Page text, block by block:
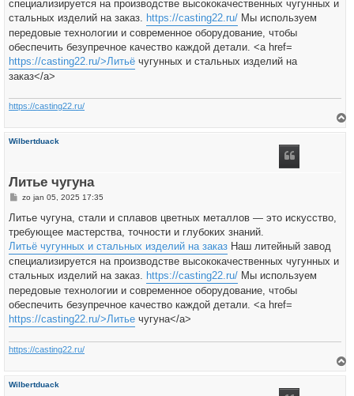
специализируется на производстве высококачественных чугунных и
стальных изделий на заказ. https://casting22.ru/ Мы используем
передовые технологии и современное оборудование, чтобы
обеспечить безупречное качество каждой детали. <a href=
https://casting22.ru/>Литьё чугунных и стальных изделий на
заказ</a>
https://casting22.ru/
Wilbertduack
Литье чугуна
B
r
c
h
t
zo jan 05, 2025 17:35
Литье чугуна, стали и сплавов цветных металлов — это искусство,
требующее мастерства, точности и глубоких знаний.
Литьё чугунных и стальных изделий на заказ Наш литейный завод
специализируется на производстве высококачественных чугунных и
стальных изделий на заказ. https://casting22.ru/ Мы используем
передовые технологии и современное оборудование, чтобы
обеспечить безупречное качество каждой детали. <a href=
https://casting22.ru/>Литье чугуна</a>
https://casting22.ru/
Wilbertduack